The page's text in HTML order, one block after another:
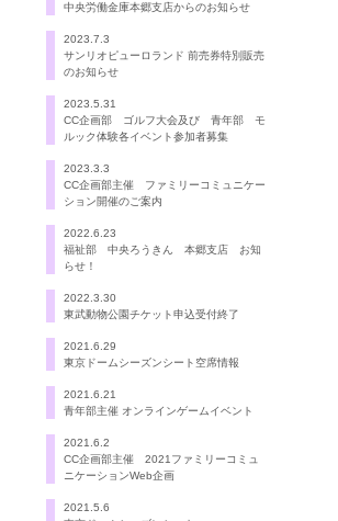
中央労働金庫本郷支店からのお知らせ
2023.7.3
サンリオピューロランド 前売券特別販売
のお知らせ
2023.5.31
CC企画部 ゴルフ大会及び 青年部 モ
ルック体験各イベント参加者募集
2023.3.3
CC企画部主催 ファミリーコミュニケー
ション開催のご案内
2022.6.23
福祉部 中央ろうきん 本郷支店 お知
らせ！
2022.3.30
東武動物公園チケット申込受付終了
2021.6.29
東京ドームシーズンシート空席情報
2021.6.21
青年部主催 オンラインゲームイベント
2021.6.2
CC企画部主催 2021ファミリーコミュ
ニケーションWeb企画
2021.5.6